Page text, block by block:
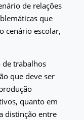
de relações
que
cenário escolar,
de trabalhos
que deve ser
quanto em
distinção entre